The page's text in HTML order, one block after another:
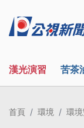
漢光演習 苦茶
首頁 環境 環